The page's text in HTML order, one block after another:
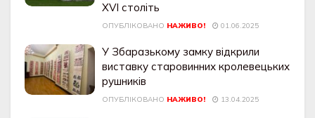
XVI століть
ОПУБЛІКОВАНО НАЖИВО! 01.06.2025
У Збаразькому замку відкрили
виставку старовинних кролевецьких
рушників
ОПУБЛІКОВАНО НАЖИВО! 13.04.2025